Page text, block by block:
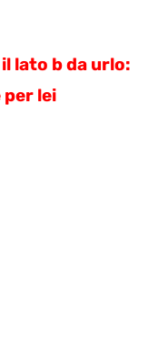
lato b da urlo:
per lei